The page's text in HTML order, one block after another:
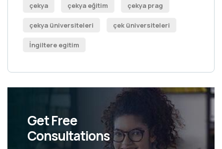
çekya çekya eğitim çekya prag
çekya üniversiteleri çek üniversiteleri
İngiltere egitim
Get Free
Consultations